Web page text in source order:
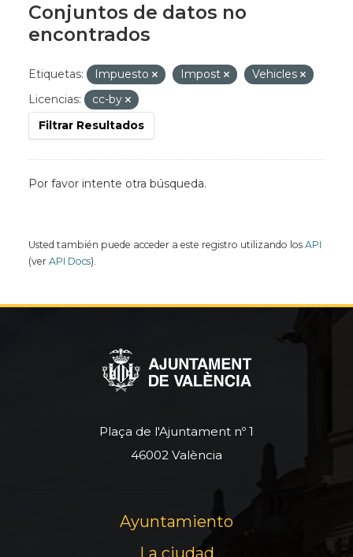
Conjuntos de datos no
encontrados
Etiquetas: Impuesto Impost
Vehicles
Licencias:
cc-by
Filtrar Resultados
Por favor intente otra búsqueda.
Usted también puede acceder a este registro utilizando los API
(ver API Docs).
Plaça de l'Ajuntament nº 1
46002 València
Ayuntamiento
La ciudad